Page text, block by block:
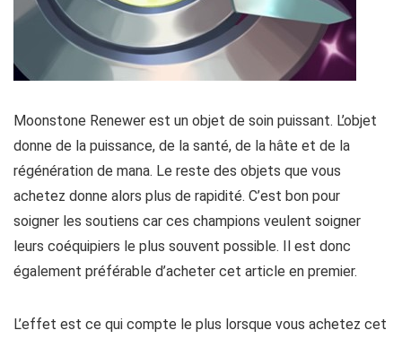
Moonstone Renewer est un objet de soin puissant. L’objet
donne de la puissance, de la santé, de la hâte et de la
régénération de mana. Le reste des objets que vous
achetez donne alors plus de rapidité. C’est bon pour
soigner les soutiens car ces champions veulent soigner
leurs coéquipiers le plus souvent possible. Il est donc
également préférable d’acheter cet article en premier.
L’effet est ce qui compte le plus lorsque vous achetez cet